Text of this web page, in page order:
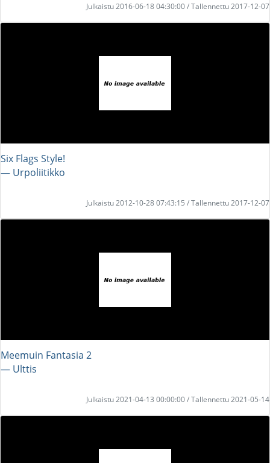
Julkaistu 2016-06-18 04:30:00 / Tallennettu 2017-12-07
Six Flags Style!
― Urpoliitikko
Julkaistu 2012-10-28 07:43:15 / Tallennettu 2017-12-07
Meemuin Fantasia 2
― Ulttis
Julkaistu 2021-04-13 00:00:00 / Tallennettu 2021-05-14